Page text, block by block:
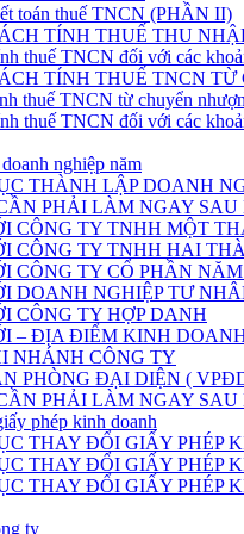
toán thuế TNCN (PHẦN II)
TÍNH THUẾ THU
thuế TNCN đối với các
TÍNH THUẾ TNCN
thuế TNCN từ chuyển
thuế TNCN đối với các
nghiệp năm
THÀNH LẬP DOANH
PHẢI LÀM NGAY
CÔNG TY TNHH MỘT
CÔNG TY TNHH HAI
CÔNG TY CỔ PHẦN NĂM
DOANH NGHIỆP TƯ
CÔNG TY HỢP DANH
– ĐỊA ĐIỂM KINH
NHÁNH CÔNG TY
PHÒNG ĐẠI DIỆN (
PHẢI LÀM NGAY
phép kinh doanh
THAY ĐỔI GIẤY PHÉP
THAY ĐỔI GIẤY PHÉP
THAY ĐỔI GIẤY PHÉP
ty